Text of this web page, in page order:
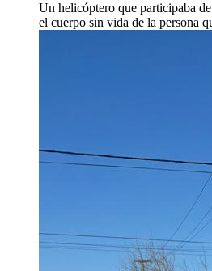
Un helicóptero que participaba
el cuerpo sin vida de la persona